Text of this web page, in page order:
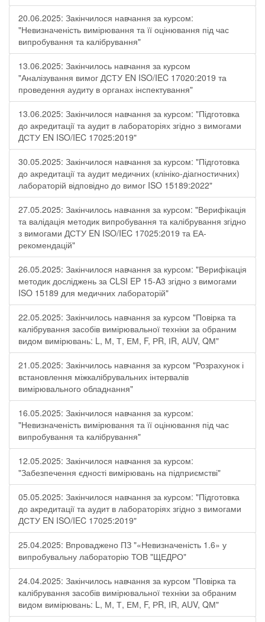
20.06.2025: Закінчилося навчання за курсом:
"Невизначеність вимірювання та її оцінювання під час
випробування та калібрування"
13.06.2025: Закінчилось навчання за курсом
"Аналізування вимог ДСТУ EN ISO/IEC 17020:2019 та
проведення аудиту в органах інспектування"
13.06.2025: Закінчилося навчання за курсом: "Підготовка
до акредитації та аудит в лабораторіях згідно з вимогами
ДСТУ EN ISO/IEC 17025:2019"
30.05.2025: Закінчилося навчання за курсом: "Підготовка
до акредитації та аудит медичних (клініко-діагностичних)
лабораторій відповідно до вимог ISO 15189:2022"
27.05.2025: Закінчилось навчання за курсом: "Верифікація
та валідація методик випробування та калібрування згідно
з вимогами ДСТУ EN ISO/IEC 17025:2019 та ЕА-
рекомендацій"
26.05.2025: Закінчилося навчання за курсом: "Верифікація
методик досліджень за CLSI EP 15-A3 згідно з вимогами
ISO 15189 для медичних лабораторій"
22.05.2025: Закінчилось навчання за курсом "Повірка та
калібрування засобів вимірювальної техніки за обраним
видом вимірювань: L, М, Т, ЕМ, F, РR, ІR, АUV, QМ"
21.05.2025: Закінчилось навчання за курсом "Розрахунок і
встановлення міжкалібрувальних інтервалів
вимірювального обладнання"
16.05.2025: Закінчилося навчання за курсом:
"Невизначеність вимірювання та її оцінювання під час
випробування та калібрування"
12.05.2025: Закінчилося навчання за курсом:
"Забезпечення єдності вимірювань на підприємстві"
05.05.2025: Закінчилося навчання за курсом: "Підготовка
до акредитації та аудит в лабораторіях згідно з вимогами
ДСТУ EN ISO/IEC 17025:2019"
25.04.2025: Впроваджено ПЗ "«Невизначеність 1.6» у
випробувальну лабораторію ТОВ "ЩЕДРО"
24.04.2025: Закінчилось навчання за курсом "Повірка та
калібрування засобів вимірювальної техніки за обраним
видом вимірювань: L, М, Т, ЕМ, F, РR, ІR, АUV, QМ"